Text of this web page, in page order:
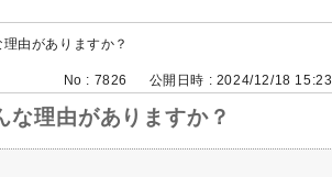
由がありますか？
No : 7826 公開日時 : 2024/12/18 15:23
理由がありますか？